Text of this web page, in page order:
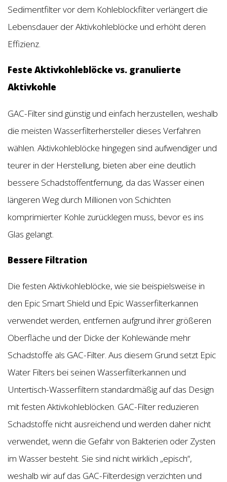
Sedimentfilter vor dem Kohleblockfilter verlängert die
Lebensdauer der Aktivkohleblöcke und erhöht deren
Effizienz.
Feste Aktivkohleblöcke vs. granulierte
Aktivkohle
GAC-Filter sind günstig und einfach herzustellen, weshalb
die meisten Wasserfilterhersteller dieses Verfahren
wählen. Aktivkohleblöcke hingegen sind aufwendiger und
teurer in der Herstellung, bieten aber eine deutlich
bessere Schadstoffentfernung, da das Wasser einen
längeren Weg durch Millionen von Schichten
komprimierter Kohle zurücklegen muss, bevor es ins
Glas gelangt.
Bessere Filtration
Die festen Aktivkohleblöcke, wie sie beispielsweise in
den Epic Smart Shield und Epic Wasserfilterkannen
verwendet werden, entfernen aufgrund ihrer größeren
Oberfläche und der Dicke der Kohlewände mehr
Schadstoffe als GAC-Filter. Aus diesem Grund setzt Epic
Water Filters bei seinen Wasserfilterkannen und
Untertisch-Wasserfiltern standardmäßig auf das Design
mit festen Aktivkohleblöcken. GAC-Filter reduzieren
Schadstoffe nicht ausreichend und werden daher nicht
verwendet, wenn die Gefahr von Bakterien oder Zysten
im Wasser besteht. Sie sind nicht wirklich „episch“,
weshalb wir auf das GAC-Filterdesign verzichten und